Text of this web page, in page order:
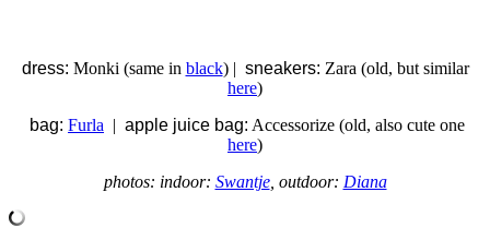
dress: Monki (same in black) | sneakers: Zara (old, but similar
here)
bag: Furla | apple juice bag: Accessorize (old, also cute one
here)
photos: indoor: Swantje, outdoor: Diana